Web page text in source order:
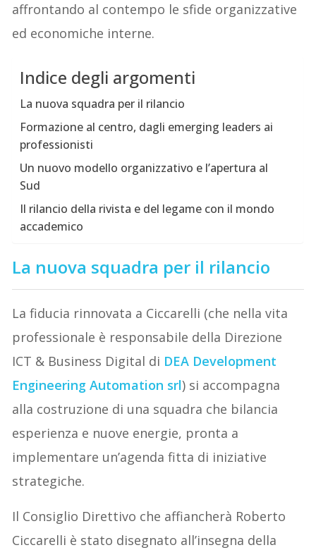
affrontando al contempo le sfide organizzative
ed economiche interne.
Indice degli argomenti
La nuova squadra per il rilancio
Formazione al centro, dagli emerging leaders ai
professionisti
Un nuovo modello organizzativo e l’apertura al
Sud
Il rilancio della rivista e del legame con il mondo
accademico
La nuova squadra per il rilancio
La fiducia rinnovata a Ciccarelli (che nella vita
professionale è responsabile della Direzione
ICT & Business Digital di DEA Development
Engineering Automation srl) si accompagna
alla costruzione di una squadra che bilancia
esperienza e nuove energie, pronta a
implementare un’agenda fitta di iniziative
strategiche.
Il Consiglio Direttivo che affiancherà Roberto
Ciccarelli è stato disegnato all’insegna della